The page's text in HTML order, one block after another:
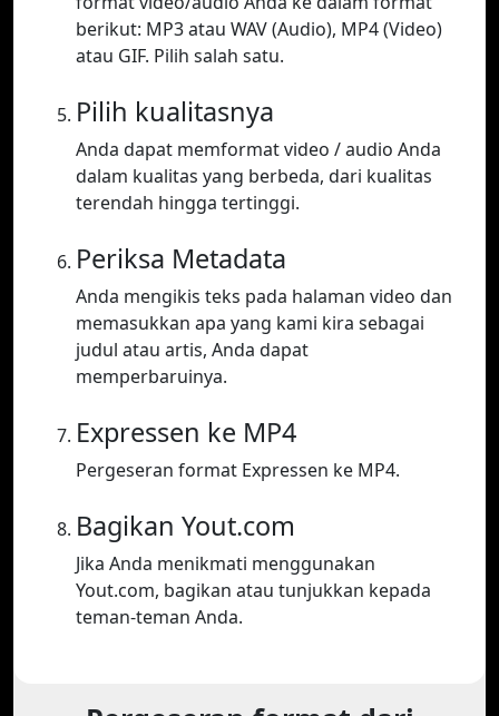
berikut: MP3 atau WAV (Audio), MP4 (Video)
atau GIF. Pilih salah satu.
Pilih kualitasnya
Anda dapat memformat video / audio Anda
dalam kualitas yang berbeda, dari kualitas
terendah hingga tertinggi.
Periksa Metadata
Anda mengikis teks pada halaman video dan
memasukkan apa yang kami kira sebagai
judul atau artis, Anda dapat
memperbaruinya.
Expressen ke MP4
Pergeseran format Expressen ke MP4.
Bagikan Yout.com
Jika Anda menikmati menggunakan
Yout.com, bagikan atau tunjukkan kepada
teman-teman Anda.